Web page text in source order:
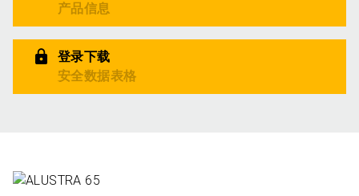
产品信息
登录下载
安全数据表格